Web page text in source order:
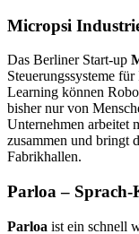
Micropsi
Das Berliner Start-up
Steuerungssysteme
Learning können
bisher nur von
Unternehmen arbeitet
zusammen und bringt
Fabrikhallen.
Parloa –
Parloa ist ein schnell